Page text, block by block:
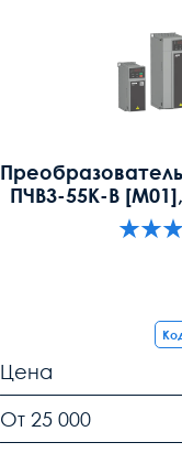
ПЧВ3-55К-В
Цена
От 25 000